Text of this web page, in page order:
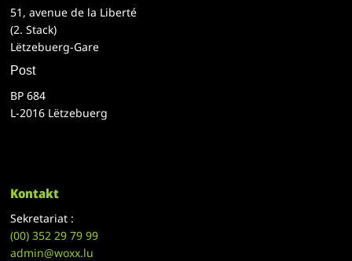
51, avenue de la Liberté
(2. Stack)
Lëtzebuerg-Gare
Post
BP 684
L-2016 Lëtzebuerg
Kontakt
Sekretariat :
(00)352 29 79 99
admin@woxx.lu